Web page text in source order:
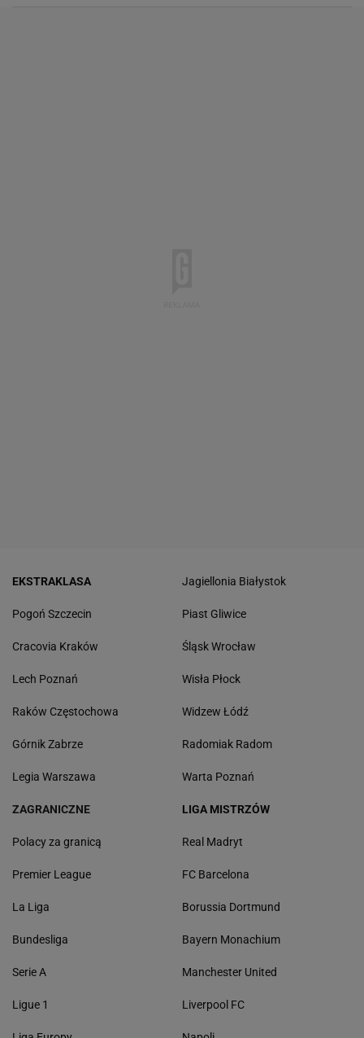
EKSTRAKLASA
Pogoń Szczecin
Cracovia Kraków
Lech Poznań
Raków Częstochowa
Górnik Zabrze
Legia Warszawa
Jagiellonia Białystok
Piast Gliwice
Śląsk Wrocław
Wisła Płock
Widzew Łódź
Radomiak Radom
Warta Poznań
ZAGRANICZNE
Polacy za granicą
Premier League
La Liga
Bundesliga
Serie A
Ligue 1
LIGA MISTRZÓW
Real Madryt
FC Barcelona
Borussia Dortmund
Bayern Monachium
Manchester United
Liverpool FC